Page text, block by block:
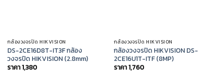
กล้องวงจรปิด HIKVISION
DS-2CE16D8T-IT3F กล้อง
วงจรปิด HIKVISION (2.8mm)
ราคา1,380
กล้องวงจรปิด HIKVISION
กล้องวงจรปิด HIKVISION DS-
2CE16U1T-ITF (8MP)
ราคา1,760